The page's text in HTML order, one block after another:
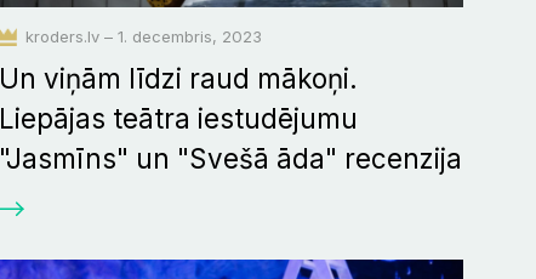
kroders.lv – 1. decembris, 2023
Un viņām līdzi raud mākoņi.
Liepājas teātra iestudējumu
"Jasmīns" un "Svešā āda" recenzija